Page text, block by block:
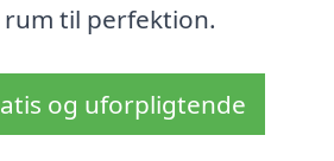
til perfektion.
og uforpligtende